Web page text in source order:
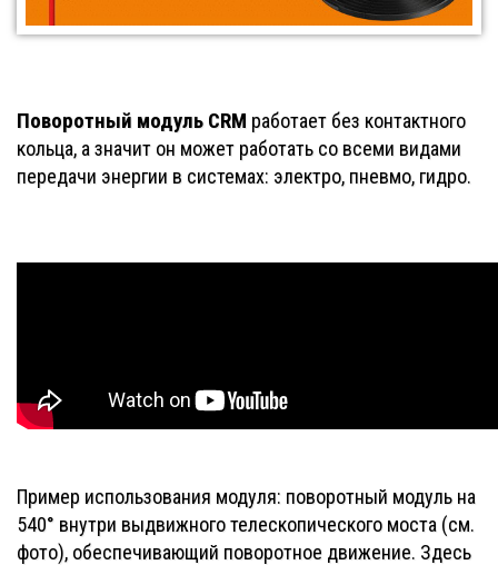
Поворотный модуль CRM работает без контактного
кольца, а значит он может работать со всеми видами
передачи энергии в системах: электро, пневмо, гидро.
Пример использования модуля: поворотный модуль на
540° внутри выдвижного телескопического моста (см.
фото), обеспечивающий поворотное движение. Здесь